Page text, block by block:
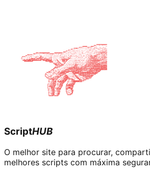
ScriptHUB
O melhor site para procurar,
melhores scripts com máxima